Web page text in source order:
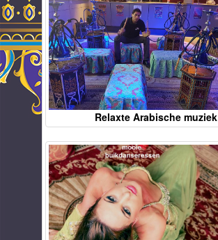
Relaxte Arabische muziek